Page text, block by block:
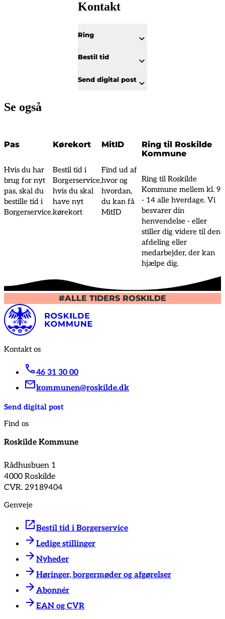
Kontakt
Ring
Bestil tid
Send digital post
Se også
Pas
Hvis du har
brug for nyt
pas, skal du
bestille tid i
Borgerservice.
Kørekort
Bestil tid i
Borgerservice,
hvis du skal
have nyt
kørekort
MitID
Find ud af
hvor og
hvordan,
du kan få
MitID
Ring til Roskilde
Kommune
Ring til Roskilde
Kommune mellem kl. 9
- 14 alle hverdage. Vi
besvarer din
henvendelse - eller
stiller dig videre til den
afdeling eller
medarbejder, der kan
hjælpe dig.
#ALLE TIDERS ROSKILDE
Kontakt os
46 31 30 00
kommunen@roskilde.dk
Send digital post
Find os
Roskilde Kommune
Rådhusbuen 1
4000 Roskilde
CVR. 29189404
Genveje
Bestil tid i Borgerservice
Ledige stillinger
Nyheder
Høringer, borgermøder og afgørelser
Abonnér
EAN og CVR